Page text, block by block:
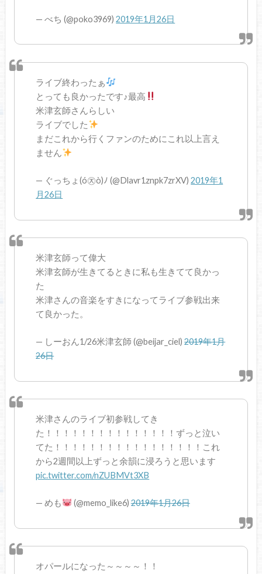
— べち (@poko3969)2019年1月26日
ライブ終わったぁ
とっても良かったです♪最高
米津玄師さんらしい
ライブでした
まだこれから行くファンのためにこれ以上言え
ません
— ぐっちょ(ó㉨ò)ﾉ (@Dlavr1znpk7zrXV)2019年1
月26日
米津玄師って偉大
米津玄師が生きてるときに私も生きてて良かっ
た
米津さんの音楽をすきになってライブ参戦出来
て良かった。
— しーおん1/26米津玄師 (@beijar_ciel)2019年1月
26日
米津さんのライブ初参戦してき
た！！！！！！！！！！！！！！！ずっと泣い
てた！！！！！！！！！！！！！！！！！これ
から2週間以上ずっと余韻に浸ろうと思います
pic.twitter.com/nZUBMVt3XB
— めも (@memo_like6)2019年1月26日
オパールになった～～～～！！